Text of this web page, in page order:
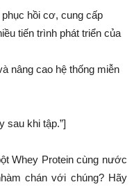
hồi cơ, cung cấp
tiến trình phát triển của
nâng cao hệ thống miễn
sau khi tập.”]
Whey Protein cùng nước
chán với chúng? Hãy